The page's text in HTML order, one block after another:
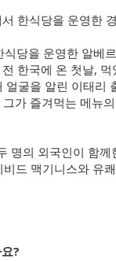
한식당을 운영한
식당을 운영한 알베
한국에 온 첫날,
얼굴을 알린 이태
가 즐겨먹는 메뉴
명의 외국인이 함
비드 맥기니스와 유
?